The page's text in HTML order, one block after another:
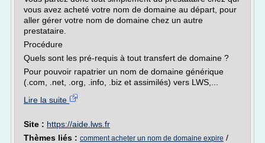
vous avez acheté votre nom de domaine au départ, pour
aller gérer votre nom de domaine chez un autre
prestataire.
Procédure
Quels sont les pré-requis à tout transfert de domaine ?
Pour pouvoir rapatrier un nom de domaine générique
(.com, .net, .org, .info, .biz et assimilés) vers LWS,...
Lire la suite
Site : https://aide.lws.fr
Thèmes liés : comment acheter un nom de domaine expire /